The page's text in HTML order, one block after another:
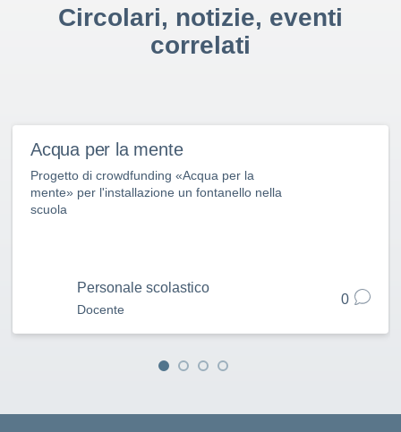
Circolari, notizie, eventi
correlati
Acqua per la mente
Progetto di crowdfunding «Acqua per la
mente» per l'installazione un fontanello nella
scuola
Personale scolastico
Docente
0